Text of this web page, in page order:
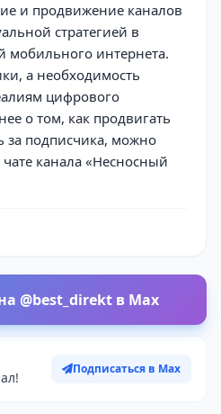
и продвижение каналов
стратегией в
мобильного интернета.
а необходимость
цифрового
о том, как продвигать
за подписчика, можно
канала «Несносный
@best_direkt в Max
Подписаться в Max